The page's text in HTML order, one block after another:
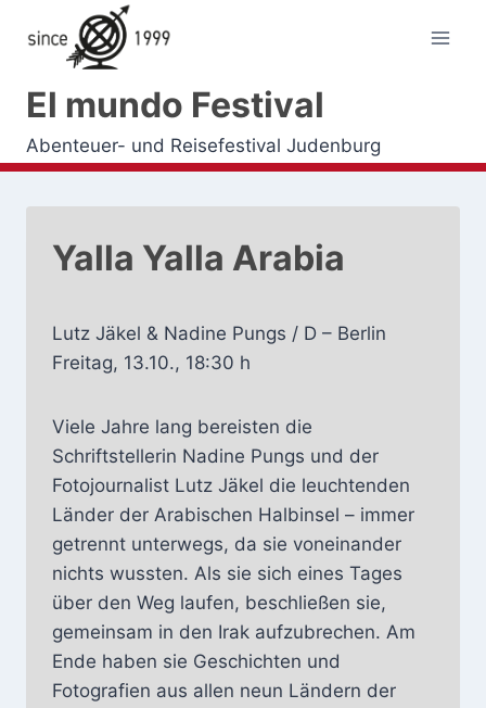
Inhalt
springen
El mundo Festival
Abenteuer- und Reisefestival Judenburg
Yalla Yalla Arabia
Lutz Jäkel & Nadine Pungs / D – Berlin
Freitag, 13.10., 18:30 h
Viele Jahre lang bereisten die
Schriftstellerin Nadine Pungs und der
Fotojournalist Lutz Jäkel die leuchtenden
Länder der Arabischen Halbinsel – immer
getrennt unterwegs, da sie voneinander
nichts wussten. Als sie sich eines Tages
über den Weg laufen, beschließen sie,
gemeinsam in den Irak aufzubrechen. Am
Ende haben sie Geschichten und
Fotografien aus allen neun Ländern der